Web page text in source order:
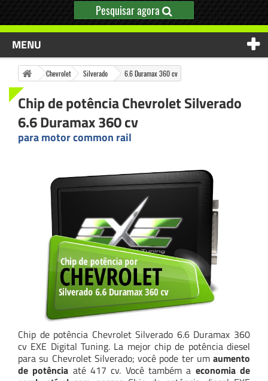
Pesquisar agora
MENU
Chevrolet Silverado 6.6 Duramax 360 cv
Chip de potência Chevrolet Silverado
6.6 Duramax 360 cv
para motor common rail
Chip de potência Chevrolet Silverado 6.6 Duramax 360
cv EXE Digital Tuning. La mejor chip de potência diesel
para su Chevrolet Silverado; você pode ter um aumento
de potência até 417 cv. Você também a economia de